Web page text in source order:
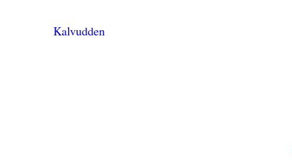
Kalvudden